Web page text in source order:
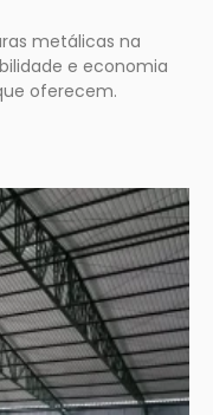
metálicas na
e economia
oferecem.